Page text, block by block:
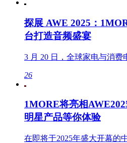
探展 AWE 2025：
台打造音频盛宴
3 月 20 日，全球家电与消费
26
1MORE将亮相
明星产品等你体验
在即将于2025年盛大开幕的